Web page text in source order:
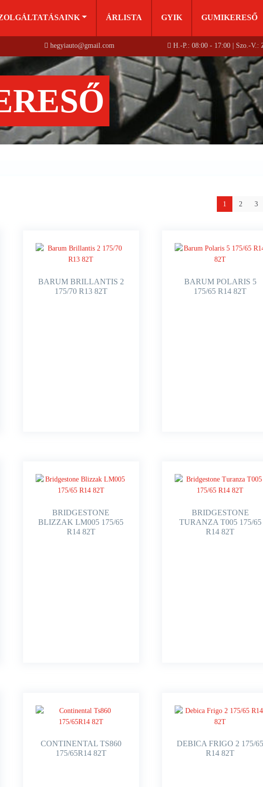
ÁRLISTA GYIK GUMIKERESŐ
hegyiauto@gmail.com H.-P.: 08:00 - 17:00 | Szo.-V.:
1 2 3
BARUM BRILLANTIS 2
175/70 R13 82T
BARUM POLARIS 5
175/65 R14 82T
BRIDGESTONE
BLIZZAK LM005 175/65
R14 82T
BRIDGESTONE
TURANZA T005 175/65
R14 82T
CONTINENTAL TS860
175/65R14 82T
DEBICA FRIGO 2 175/
R14 82T